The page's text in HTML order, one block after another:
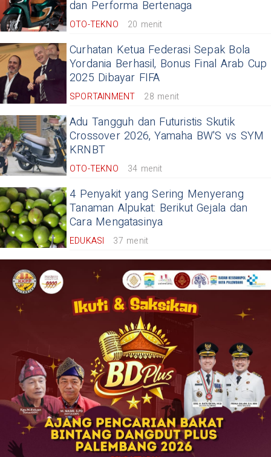
dan Performa Bertenaga
OTO-TEKNO 20 menit
Curhatan Ketua Federasi Sepak Bola
Yordania Berhasil, Bonus Final Arab Cup
2025 Dibayar FIFA
SPORTAINMENT 28 menit
Adu Tangguh dan Futuristis Skutik
Crossover 2026, Yamaha BW'S vs SYM
KRNBT
OTO-TEKNO 34 menit
4 Penyakit yang Sering Menyerang
Tanaman Alpukat: Berikut Gejala dan
Cara Mengatasinya
EDUKASI 37 menit